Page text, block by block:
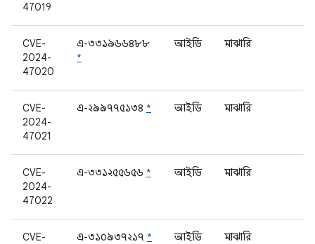
47019
CVE-
2024-
47020
এ-৩৩১৯৬৬৪৮৮
*
আইডি মাঝারি
CVE-
2024-
47021
এ-২৯৯৭৭৫১৩৪ * আইডি মাঝারি
CVE-
2024-
47022
এ-৩৩১২৫৫৬৫৬ * আইডি মাঝারি
CVE-
এ-৩১০৯৩৭২১৭ * আইডি মাঝারি